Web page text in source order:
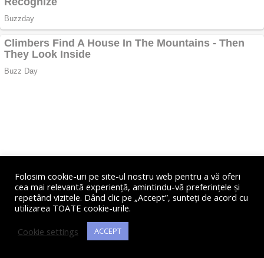
Folosim cookie-uri pe site-ul nostru web pentru a vă oferi
cea mai relevantă experiență, amintindu-vă preferințele și
repetând vizitele. Dând clic pe „Accept”, sunteți de acord cu
utilizarea TOATE cookie-urile.
Cookie settings
ACCEPT